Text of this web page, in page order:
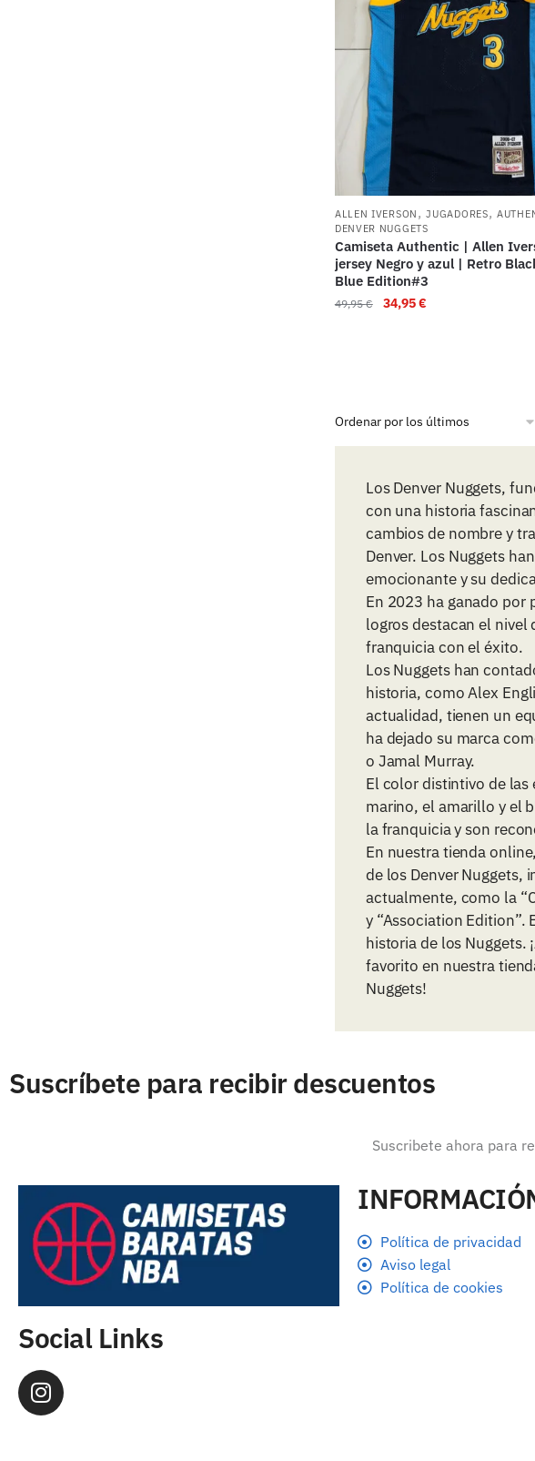
Los Denver Nuggets,
con una historia
cambios de nombre y
Denver. Los Nuggets
emocionante y su
En 2023 ha ganado por
logros destacan el
franquicia con el éxito.
Los Nuggets han
historia, como Alex
actualidad, tienen un
ha dejado su marca
o Jamal Murray.
El color distintivo de las
marino, el amarillo y el
la franquicia y son
En nuestra tienda
de los Denver Nuggets,
actualmente, como la
y “Association Edition”.
historia de los Nuggets.
favorito en nuestra
Nuggets!
ALLEN IVERSON ,JUGADORES,
DENVER NUGGETS
Camiseta Authentic | Allen
jersey Negro y azul | Retro
Blue Edition#3
49,95€ 34,95€
Suscríbete para recibir descuentos
Social Links
Política de privacidad
Aviso legal
Política de cookies